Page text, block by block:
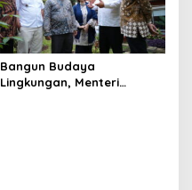
Bangun Budaya
Lingkungan, Menteri